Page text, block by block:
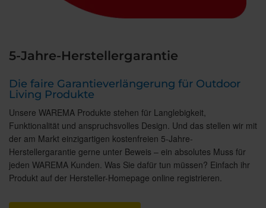
5-Jahre-Herstellergarantie
Die faire Garantieverlängerung für Outdoor
Living Produkte
Unsere WAREMA Produkte stehen für Langlebigkeit,
Funktionalität und anspruchsvolles Design. Und das stellen wir mit
der am Markt einzigartigen kostenfreien 5-Jahre-
Herstellergarantie gerne unter Beweis – ein absolutes Muss für
jeden WAREMA Kunden. Was Sie dafür tun müssen? Einfach ihr
Produkt auf der Hersteller-Homepage online registrieren.